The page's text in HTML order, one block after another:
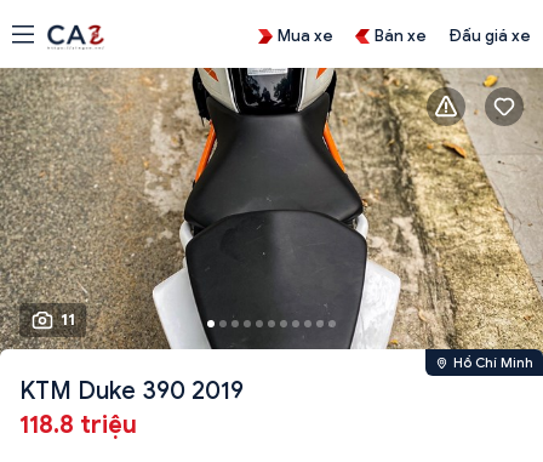
Mua xe Bán xe Đấu giá xe
11
Hồ Chí Minh
KTM Duke 390 2019
118.8 triệu